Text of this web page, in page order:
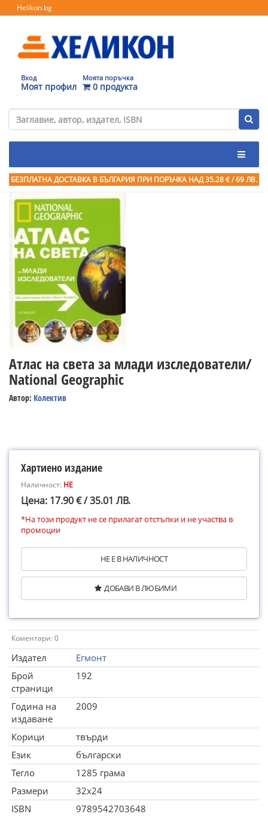
Helikon.bg
Вход
Моят профил
Моята поръчка
0 продукта
БЕЗПЛАТНА ДОСТАВКА В БЪЛГАРИЯ ПРИ ПОРЪЧКА НАД 35.28 € / 69 ЛВ.
Атлас на света за млади изследователи/
National Geographic
Автор: Колектив
Хартиено издание
Наличност: НЕ
Цена: 17.90 € / 35.01 ЛВ.
*На този продукт не се прилагат отстъпки и не участва в
промоции
НЕ Е В НАЛИЧНОСТ
ДОБАВИ В ЛЮБИМИ
Коментари: 0
Издател
Егмонт
Брой
страници
192
Година на
издаване
2009
Корици
твърди
Език
български
Тегло
1285 грама
Размери
32x24
ISBN
9789542703648